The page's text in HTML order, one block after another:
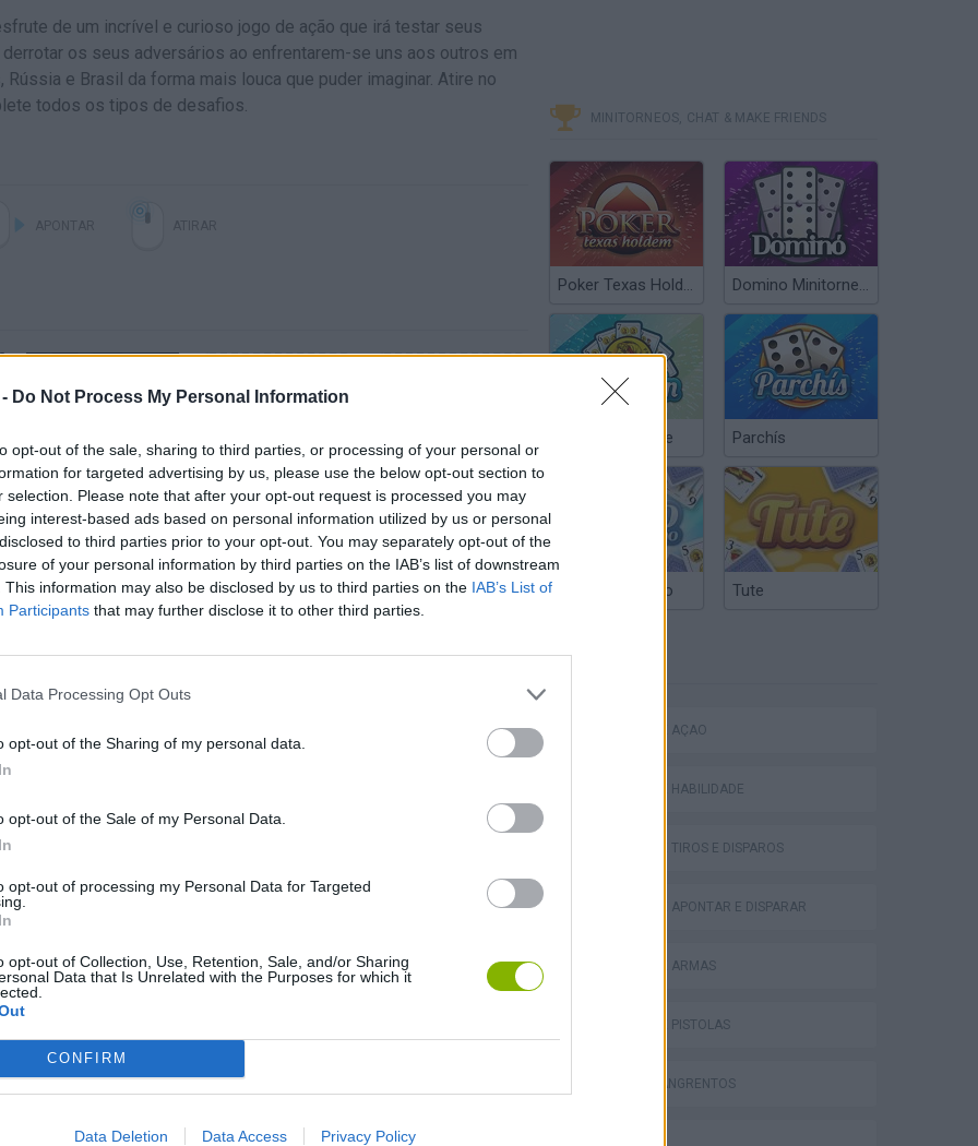
Do Not Process My Personal Information
opt-out of the sale, sharing to third parties, or processing of your personal or
for targeted advertising by us, please use the below opt-out section to
selection. Please note that after your opt-out request is processed you may
interest-based ads based on personal information utilized by us or personal
to third parties prior to your opt-out. You may separately opt-out of the
of your personal information by third parties on the IAB’s list of downstream
This information may also be disclosed by us to third parties on the IAB’s List of
Participants that may further disclose it to other third parties.
Data Processing Opt Outs
opt-out of the Sharing of my personal data.
opt-out of the Sale of my Personal Data.
opt-out of processing my Personal Data for Targeted
opt-out of Collection, Use, Retention, Sale, and/or Sharing
Data that Is Unrelated with the Purposes for which it
CONFIRM
Data Deletion Data Access Privacy Policy
de um incrível e curioso jogo de ação que irá testar seus
os seus adversários ao enfrentarem-se uns aos outros em
e Brasil da forma mais louca que puder imaginar. Atire no
todos os tipos de desafios.
DEUL · Game · Gameplay
VER MAIS
Chameleon Hideout Bad Cat Prankster: Mom’s Return BFDI: Branches
MINITORNEOS, CHAT & MAKE FRIENDS
Poker Texas Hold’em Domino Minitorneos
Chinchón Online Parchís
Truco Argentino Tute
JOGOS DE AÇÃO
JOGOS DE HABILIDADE
JOGOS DE TIROS E DISPAROS
JOGOS DE APONTAR E DISPARAR
JOGOS DE ARMAS
JOGOS DE PISTOLAS
JOGOS SANGRENTOS